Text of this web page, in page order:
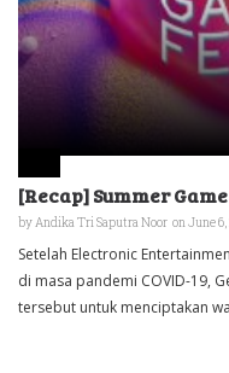
[Recap] Summer
byAndika Tri Saputra Noor on June 6,
Setelah Electronic
di masa pandemi COVID-19,
tersebut untuk menciptakan